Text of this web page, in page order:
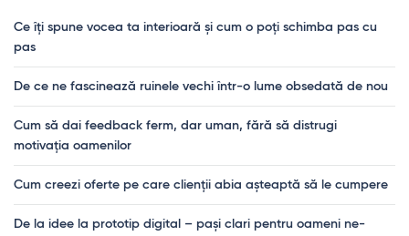
Ce îți spune vocea ta interioară și cum o poți schimba pas cu
pas
De ce ne fascinează ruinele vechi într-o lume obsedată de nou
Cum să dai feedback ferm, dar uman, fără să distrugi
motivația oamenilor
Cum creezi oferte pe care clienții abia așteaptă să le cumpere
De la idee la prototip digital – pași clari pentru oameni ne-